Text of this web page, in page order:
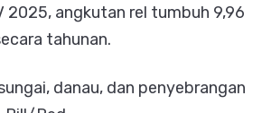
angkutan rel tumbuh 9,96
tahunan.
danau, dan penyebrangan